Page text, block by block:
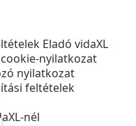
Eladó vidaXL
nyilatkozat
nyilatkozat
feltételek
nél